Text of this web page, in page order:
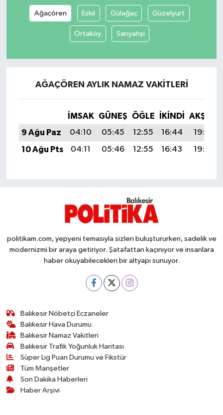
Ağaçören Eskil Gülağaç Güzelyurt
Ortaköy Sarıyahşi
AĞAÇÖREN AYLIK NAMAZ VAKITLERI
İMSAK GÜNEŞ ÖĞLE İKINDI
AKŞAM
9 Ağu Paz
04:10 05:45 12:55 16:44
19:55
10 Ağu Pts
04:11 05:46 12:55 16:43 19:53
politikam.com, yepyeni temasıyla sizleri buluştururken, sadelik ve
modernizmi bir araya getiriyor. Şatafattan kaçınıyor ve insanlara
haber okuyabilecekleri bir altyapı sunuyor.
Balıkesir Nöbetçi Eczaneler
Balıkesir Hava Durumu
Balıkesir Namaz Vakitleri
Balıkesir Trafik Yoğunluk Haritası
Süper Lig Puan Durumu ve Fikstür
Tüm Manşetler
Son Dakika Haberleri
Haber Arşivi
KENT GÜNDEMİ
Manyas
Resmi İlanlar
SAĞLIK
SİYASET
Sındırgı
SPOR